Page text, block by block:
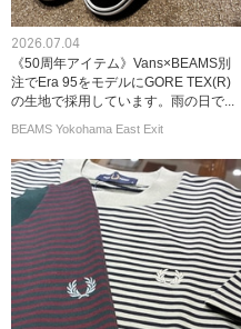
2026.07.04
《50周年アイテム》Vans×BEAMS別
注でEra 95をモデルにGORE TEX(R)
の生地で採用しています。雨の日で...
BEAMS Yokohama East Exit